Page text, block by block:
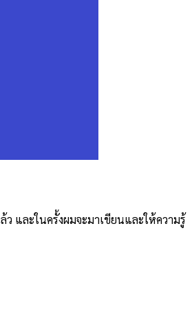
ว และในครั้งผมจะมาเขียนและให้ความรู้